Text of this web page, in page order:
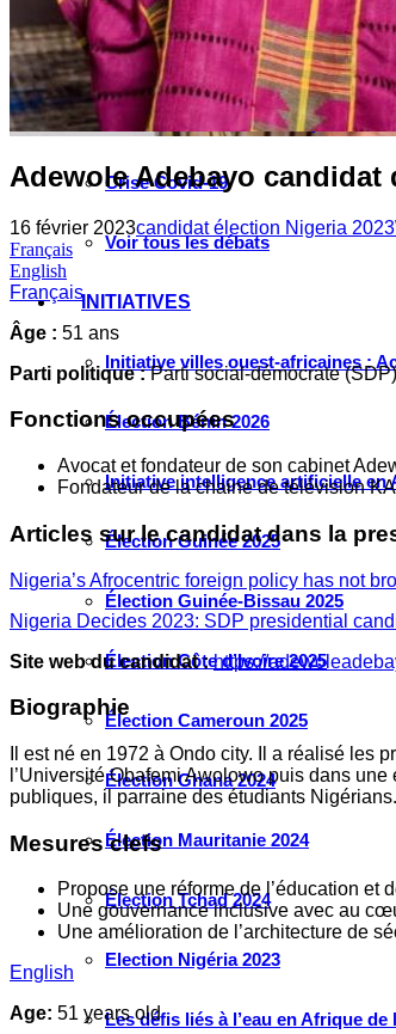
Réseaux sociaux
Les relations entre l’Afrique de
Crise Covid-19
Voir tous les débats
INITIATIVES
Initiative villes ouest-africaines :
Élection Bénin 2026
Initiative intelligence artificielle en
Élection Guinée 2025
Élection Guinée-Bissau 2025
Élection Côte d’Ivoire 2025
Élection Cameroun 2025
Élection Ghana 2024
Élection Mauritanie 2024
Élection Tchad 2024
Election Nigéria 2023
Les défis liés à l’eau en Afrique de
Adewole Adebayo candidat
16 février 2023candidat élection Nigeria 2023
Français
English
Français
Âge : 51 ans
Parti politique :Parti social-démocrate (SDP)
Fonctions occupées
Avocat et fondateur de son cabinet
Fondateur de la chaine de télévision
Articles sur le candidat dans la
Nigeria’s Afrocentric foreign policy has not
Nigeria Decides 2023: SDP presidential
Site web du candidat :https://
Biographie
Il est né en 1972 à Ondo city. Il a réalisé les
l’Université Obafemi Awolowo puis dans
publiques, il parraine des étudiants Nigérians.
Mesures clefs
Propose une réforme de l’éducation et
Une gouvernance inclusive avec au
Une amélioration de l’architecture de
English
Age: 51 years old